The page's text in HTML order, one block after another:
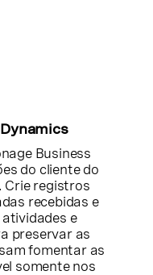
Business
do cliente do
Crie registros
recebidas e
e
preservar as
fomentar as
somente nos